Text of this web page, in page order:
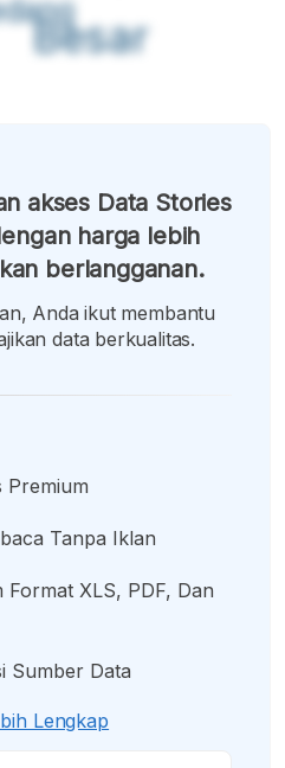
Besar
akses Data Stories
harga lebih
berlangganan.
Anda ikut membantu
data berkualitas.
Premium
Tanpa Iklan
Format XLS, PDF, Dan
Sumber Data
Lengkap